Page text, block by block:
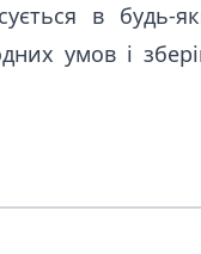
в будь-
умов і